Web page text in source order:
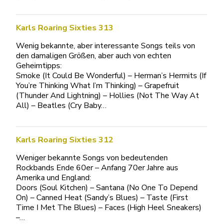
Karls Roaring Sixties 313
Wenig bekannte, aber interessante Songs teils von
den damaligen Größen, aber auch von echten
Geheimtipps:
Smoke (It Could Be Wonderful) – Herman’s Hermits (If
You’re Thinking What I’m Thinking) – Grapefruit
(Thunder And Lightning) – Hollies (Not The Way At
All) – Beatles (Cry Baby…
Karls Roaring Sixties 312
Weniger bekannte Songs von bedeutenden
Rockbands Ende 60er – Anfang 70er Jahre aus
Amerika und England:
Doors (Soul Kitchen) – Santana (No One To Depend
On) – Canned Heat (Sandy’s Blues) – Taste (First
Time I Met The Blues) – Faces (High Heel Sneakers)
–…